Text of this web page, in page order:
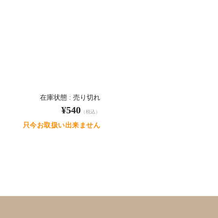
在庫状態 : 売り切れ
¥540 （税込）
只今お取扱い出来ません